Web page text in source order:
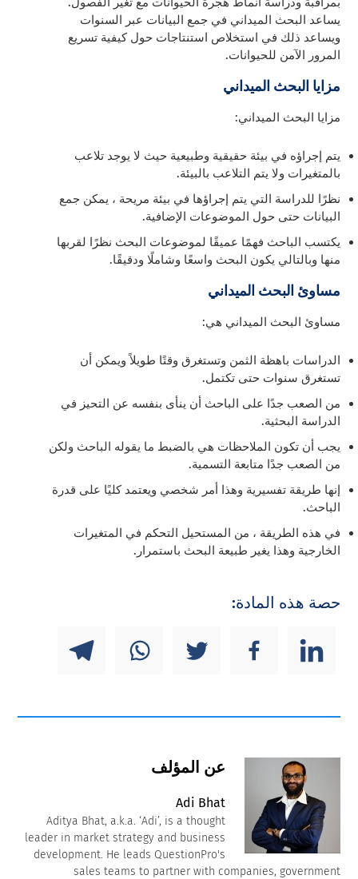
يساعد البحث الميداني في جمع البيانات عبر السنوات
ويساعد ذلك في استخلاص استنتاجات حول كيفية تسريع
المرور الآمن للحيوانات.
مزايا البحث الميداني
مزايا البحث الميداني:
يتم إجراؤه في بيئة حقيقية وطبيعية حيث لا يوجد تلاعب
بالمتغيرات ولا يتم التلاعب بالبيئة.
نظرًا للدراسة التي يتم إجراؤها في بيئة مريحة ، يمكن جمع
البيانات حتى حول الموضوعات الإضافية.
يكتسب الباحث فهمًا عميقًا لموضوعات البحث نظرًا لقربها
منها وبالتالي يكون البحث واسعًا وشاملًا ودقيقًا.
مساوئ البحث الميداني
مساوئ البحث الميداني هي:
الدراسات باهظة الثمن وتستغرق وقتًا طويلاً ويمكن أن
تستغرق سنوات حتى تكتمل.
من الصعب جدًا على الباحث أن ينأى بنفسه عن التحيز في
الدراسة البحثية.
يجب أن تكون الملاحظات هي بالضبط ما يقوله الباحث ولكن
من الصعب جدًا متابعة التسمية.
إنها طريقة تفسيرية وهذا أمر شخصي ويعتمد كليًا على قدرة
الباحث.
في هذه الطريقة ، من المستحيل التحكم في المتغيرات
الخارجية وهذا يغير طبيعة البحث باستمرار.
حصة هذه المادة:
عن المؤلف
Adi Bhat
Aditya Bhat, a.k.a. ‘Adi’, is a thought
leader in market strategy and business
development. He leads QuestionPro's
sales teams to partner with companies, government